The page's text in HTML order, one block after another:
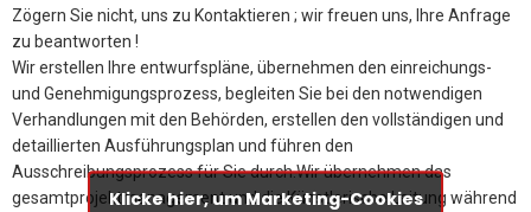
Klicke hier, um Marketing-Cookies
Klicke hier, um Marketing-Cookies
Zögern Sie nicht, uns zu Kontaktieren ; wir freuen uns, Ihre Anfrage
zu beantworten !
Wir erstellen Ihre entwurfspläne, übernehmen den einreichungs-
und Genehmigungsprozess, begleiten Sie bei den notwendigen
Verhandlungen mit den Behörden, erstellen den vollständigen und
detaillierten Ausführungsplan und führen den
Ausschreibungsprozess für Sie durch.Wir übernehmen das
gesamtprojektmanagement und die Künstlerische Leitung während